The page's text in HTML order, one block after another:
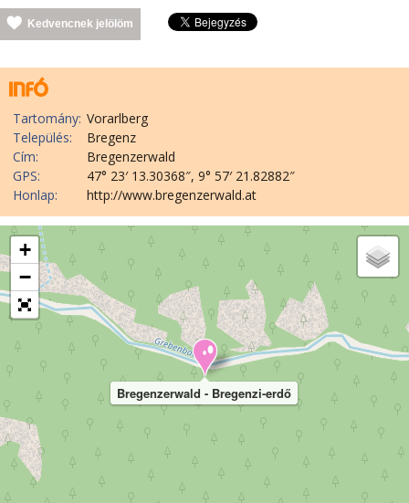
Kedvencnek jelölöm
Tartomány: Vorarlberg
Település:
Bregenz
Cím:
Bregenzerwald
GPS:
47° 23′ 13.30368″, 9° 57′ 21.82882″
Honlap:
http://www.bregenzerwald.at
Bregenzerwald - Bregenzi-erdő
+
−